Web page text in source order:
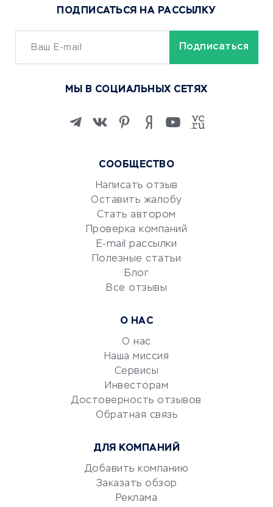
Сервисы доставки
ОБУЧЕНИЕ И РАБОТА
Изучение иностранных
Маркетинг и продажи
Репетиторство
Красота и здоровье
Сервисы по поиску работы
Сетевой маркетинг
УСЛУГИ ДЛЯ БИЗНЕСА
документооборот
Юридические компании
Аудиторские компании
Бухгалтерия онлайн
СООБЩЕСТВО
Написать отзыв
Оставить жалобу
Стать автором
Проверка компаний
E-mail рассылки
Полезные статьи
Блог
Все отзывы
О НАС
О нас
Наша миссия
Сервисы
Инвесторам
Достоверность отзывов
Обратная связь
ДЛЯ КОМПАНИЙ
Добавить компанию
Заказать обзор
Реклама
ПОДПИСАТЬСЯ НА РАССЫЛКУ
МЫ В СОЦИАЛЬНЫХ СЕТЯХ